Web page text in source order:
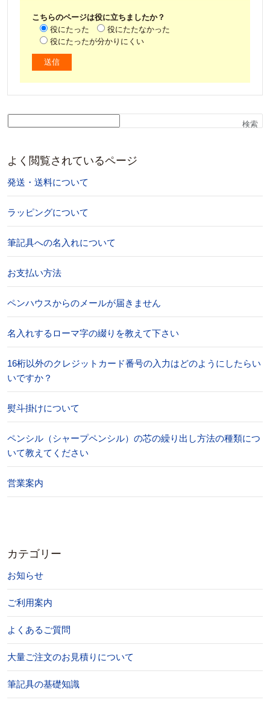
こちらのページは役に立ちましたか？
役にたった
役にたたなかった
役にたったが分かりにくい
検索
よく閲覧されているページ
発送・送料について
ラッピングについて
筆記具への名入れについて
お支払い方法
ペンハウスからのメールが届きません
名入れするローマ字の綴りを教えて下さい
16桁以外のクレジットカード番号の入力はどのようにしたらい
いですか？
熨斗掛けについて
ペンシル（シャープペンシル）の芯の繰り出し方法の種類につ
いて教えてください
営業案内
カテゴリー
お知らせ
ご利用案内
よくあるご質問
大量ご注文のお見積りについて
筆記具の基礎知識